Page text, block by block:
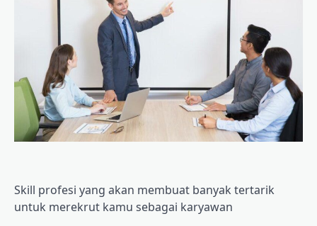
Skill profesi yang akan membuat banyak tertarik
untuk merekrut kamu sebagai karyawan